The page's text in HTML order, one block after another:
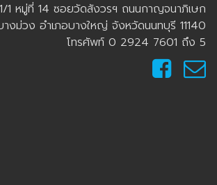
1 หมู่ที่ 14 ซอยวัดสังวรฯ ถนนกาญจนาภิเษก
งม่วง อำเภอบางใหญ่ จังหวัดนนทบุรี 11140
โทรศัพท์ 0 2924 7601 ถึง 5